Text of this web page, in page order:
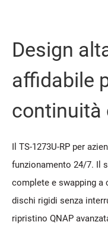
Design
affidabile
continuità
Il TS-1273U-RP per
funzionamento 24/7. Il
complete e swapping
dischi rigidi senza
ripristino QNAP